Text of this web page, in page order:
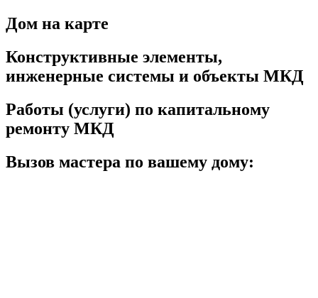
Дом на карте
Конструктивные элементы,
инженерные системы и объекты МКД
Работы (услуги) по капитальному
ремонту МКД
Вызов мастера по вашему дому: